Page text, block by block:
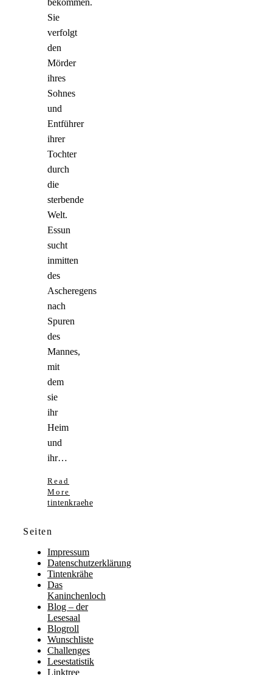
Sie
verfolgt
den
Mörder
ihres
Sohnes
und
Entführer
ihrer
Tochter
durch
die
sterbende
Welt.
Essun
sucht
inmitten
des
Ascheregens
nach
Spuren
des
Mannes,
mit
dem
sie
ihr
Heim
und
ihr…
Read
More
tintenkraehe
Seiten
Impressum
Datenschutzerklärung
Tintenkrähe
Das
Kaninchenloch
Blog – der
Lesesaal
Blogroll
Wunschliste
Challenges
Lesestatistik
Linktree